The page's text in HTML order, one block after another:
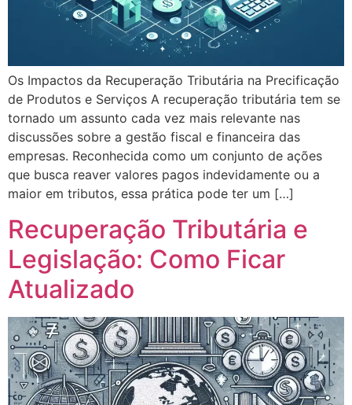
Os Impactos da Recuperação Tributária na Precificação
de Produtos e Serviços A recuperação tributária tem se
tornado um assunto cada vez mais relevante nas
discussões sobre a gestão fiscal e financeira das
empresas. Reconhecida como um conjunto de ações
que busca reaver valores pagos indevidamente ou a
maior em tributos, essa prática pode ter um […]
Recuperação Tributária e
Legislação: Como Ficar
Atualizado